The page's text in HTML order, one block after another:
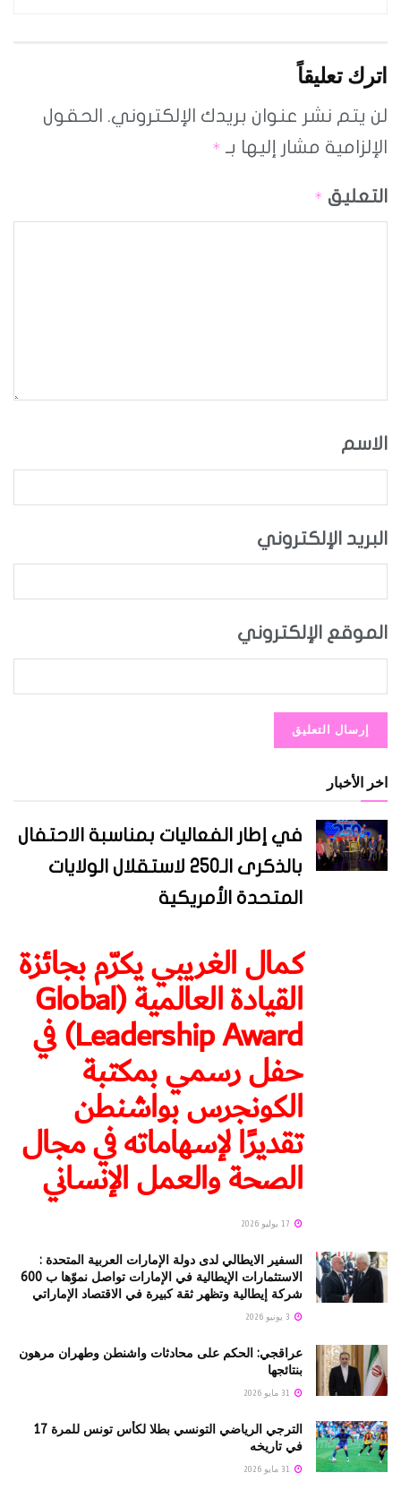
اترك تعليقاً
لن يتم نشر عنوان بريدك الإلكتروني. الحقول
الإلزامية مشار إليها بـ *
التعليق *
الاسم
البريد الإلكتروني
الموقع الإلكتروني
اخر الأخبار
في إطار الفعاليات بمناسبة الاحتفال
بالذكرى الـ250 لاستقلال الولايات
المتحدة الأمريكية
كمال الغريبي يكرّم بجائزة
القيادة العالمية (Global
Leadership Award) في
حفل رسمي بمكتبة
الكونجرس بواشنطن
تقديرًا لإسهاماته في مجال
الصحة والعمل الإنساني
السفير الايطالي لدى دولة الإمارات العربية المتحدة :
الاستثمارات الإيطالية في الإمارات تواصل نموّها ب 600
شركة إيطالية وتظهر ثقة كبيرة في الاقتصاد الإماراتي
عراقجي: الحكم على محادثات واشنطن وطهران مرهون
بنتائجها
الترجي الرياضي التونسي بطلا لكأس تونس للمرة 17
في تاريخه